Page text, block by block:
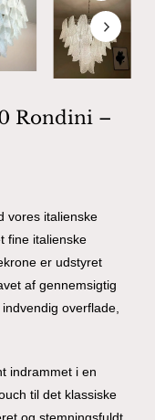
Rondini –
vores italienske
fine italienske
er udstyret
af gennemsigtig
overflade,
indrammet i en
til det klassiske
og stemningsfuldt